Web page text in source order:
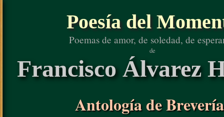
Poesía del
Poemas de amor, de soledad, de
de
Francisco Álvarez
Antología de